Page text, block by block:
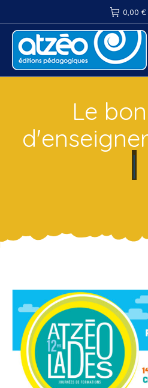
0,00 €
|